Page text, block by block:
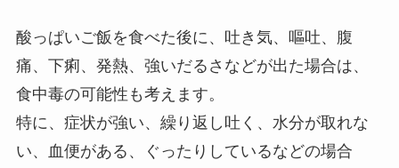
酸っぱいご飯を食べた後に、吐き気、嘔吐、腹
痛、下痢、発熱、強いだるさなどが出た場合は、
食中毒の可能性も考えます。
特に、症状が強い、繰り返し吐く、水分が取れな
い、血便がある、ぐったりしているなどの場合